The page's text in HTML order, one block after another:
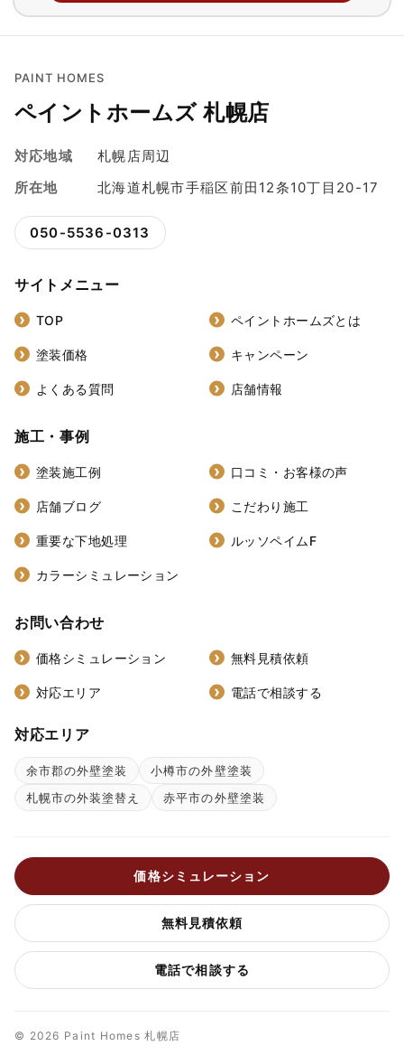
PAINT HOMES
ペイントホームズ 札幌店
対応地域
札幌店周辺
所在地
北海道札幌市手稲区前田12条10丁目20-17
050-5536-0313
サイトメニュー
TOP ペイントホームズとは
塗装価格 キャンペーン
よくある質問 店舗情報
施工・事例
塗装施工例 口コミ・お客様の声
店舗ブログ こだわり施工
重要な下地処理 ルッソペイムF
カラーシミュレーション
お問い合わせ
価格シミュレーション 無料見積依頼
対応エリア 電話で相談する
対応エリア
余市郡の外壁塗装
小樽市の外壁塗装
札幌市の外装塗替え
赤平市の外壁塗装
価格シミュレーション
無料見積依頼
電話で相談する
© 2026 Paint Homes 札幌店